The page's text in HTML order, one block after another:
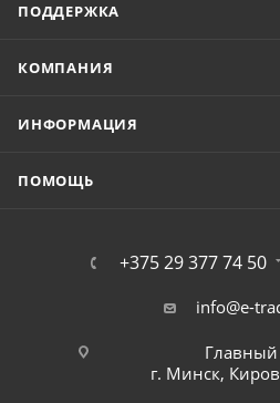
ПОДДЕРЖКА
КОМПАНИЯ
ИНФОРМАЦИЯ
ПОМОЩЬ
+375 29 377 74 50
info@e-
г. Минск,